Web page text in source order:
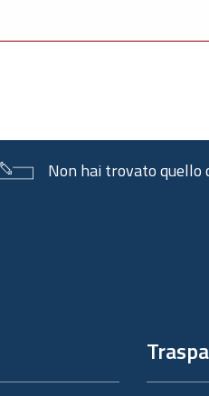
Non hai trovato quello